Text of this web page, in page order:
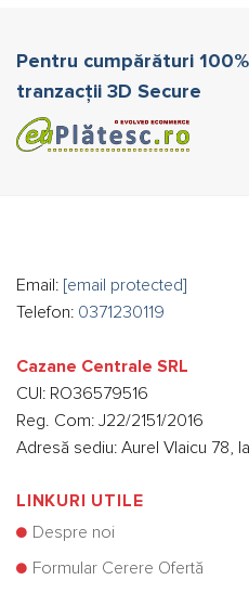
Pentru cumpărături
tranzacții 3D Secure
Email: [email protected]
Telefon: 0371230119
Cazane Centrale SRL
CUI: RO36579516
Reg. Com: J22/2151/2016
Adresă sediu: Aurel Vlaicu 78,
LINKURI UTILE
Despre noi
Formular Cerere Ofertă